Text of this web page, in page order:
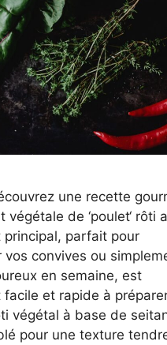
une recette
végétale de ‘poulet‘ rôti
principal, parfait pour
vos convives ou
en semaine, est
et rapide à
végétal à base de
pour une texture